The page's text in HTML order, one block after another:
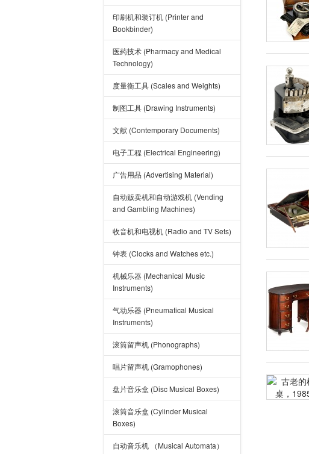
印刷机和装订机 (Printer and
Bookbinder)
医药技术 (Pharmacy and Medical
Technology)
度量衡工具 (Scales and Weights)
制图工具 (Drawing Instruments)
文献 (Contemporary Documents)
电子工程 (Electrical Engineering)
广告用品 (Advertising Material)
自动贩卖机和自动游戏机 (Vending
and Gambling Machines)
收音机和电视机 (Radio and TV Sets)
钟表 (Clocks and Watches etc.)
机械乐器 (Mechanical Music
Instruments)
气动乐器 (Pneumatical Musical
Instruments)
滚筒留声机 (Phonographs)
唱片留声机 (Gramophones)
盘片音乐盒 (Disc Musical Boxes)
滚筒音乐盒 (Cylinder Musical
Boxes)
自动音乐机 （Musical Automata）